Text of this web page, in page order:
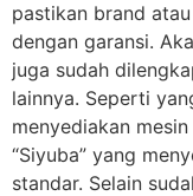
pastikan brand
dengan garansi.
juga sudah
lainnya. Seperti
menyediakan
“Siyuba” yang
standar. Selain